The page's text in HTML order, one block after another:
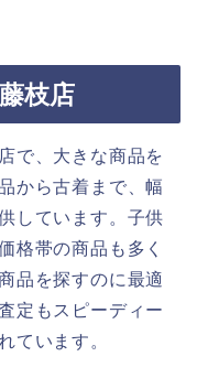
枝店
で、大きな商品を
から古着まで、幅
しています。子供
格帯の商品も多く
品を探すのに最適
定もスピーディー
ています。